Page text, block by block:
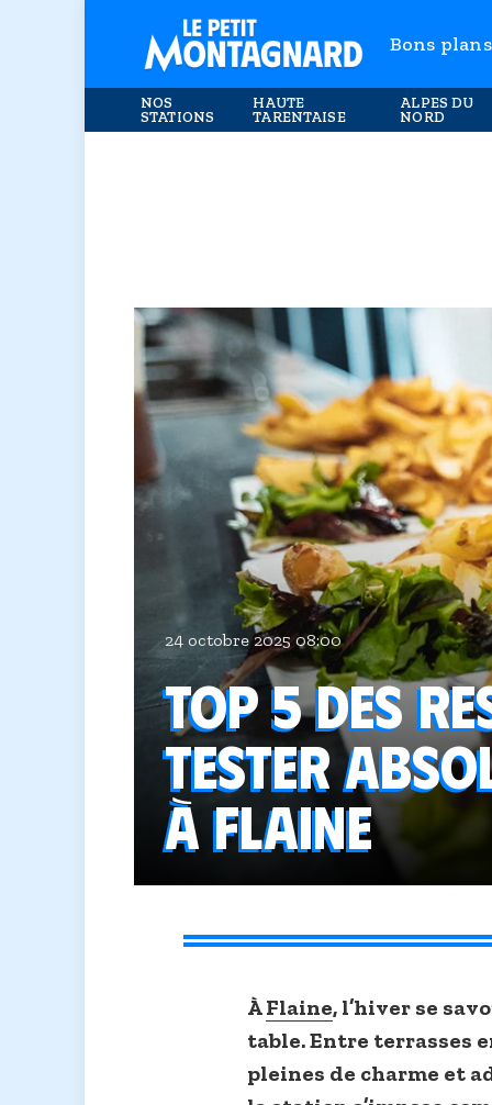
Bons plans
NOS
STATIONS
HAUTE
TARENTAISE
ALPES DU
NORD
24 octobre 2025 08:00
Top 5 des
tester
à Flaine
ÀFlaine, l’hiver se
table. Entre terrasses
pleines de charme et